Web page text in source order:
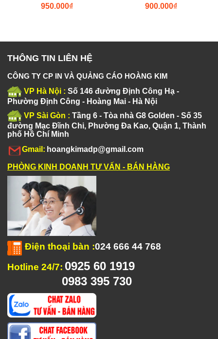
₫
950.000 ₫
900.000
THÔNG TIN LIÊN HỆ
CÔNG TY CP IN VÀ QUẢNG CÁO HOÀNG KIM
VP Hà Nội : Số 146 đường Định Công Hạ -
Phường Định Công - Hoàng Mai - Hà Nội
VP Sài Gòn : Tầng 6 - Tòa nhà G8 Golden - Số 35
đường Mạc Đĩnh Chi, Phường Đa Kao, Quận 1, Thành
phố Hồ Chí Minh
Gmail: hoangkimadp@gmail.com
PHÒNG KINH DOANH TƯ VẤN - BÁN HÀNG
Điện thoại bàn :024 666 44 768
Hotline 24/7: 0925 60 1919
0983 395 730